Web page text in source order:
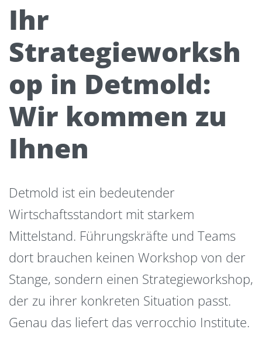
Ihr
Strategieworksh
op in Detmold:
Wir kommen zu
Ihnen
Detmold ist ein bedeutender
Wirtschaftsstandort mit starkem
Mittelstand. Führungskräfte und Teams
dort brauchen keinen Workshop von der
Stange, sondern einen Strategieworkshop,
der zu ihrer konkreten Situation passt.
Genau das liefert das verrocchio Institute.